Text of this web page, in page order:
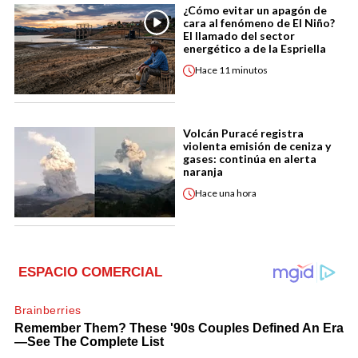
¿Cómo evitar un apagón de
cara al fenómeno de El Niño?
El llamado del sector
energético a de la Espriella
Hace 11 minutos
Volcán Puracé registra
violenta emisión de ceniza y
gases: continúa en alerta
naranja
Haceuna hora